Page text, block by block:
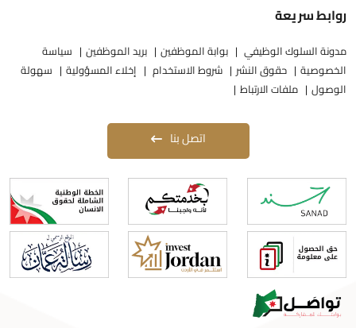
روابط سريعة
مدونة السلوك الوظيفي بوابة الموظفين بريد الموظفين
سياسة
الخصوصية
حقوق النشر شروط الاستخدام إخلاء المسؤولية
سهولة
الوصول
ملفات الارتباط
اتصل بنا